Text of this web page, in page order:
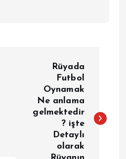
Rüyada
Futbol
Oynamak
Ne anlama
gelmektedir
? işte
Detaylı
olarak